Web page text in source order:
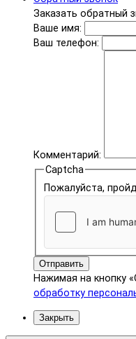
Заказать обратный
Ваше имя:
Ваш телефон:
Комментарий:
Captcha
Пожалуйста,
Отправить
Нажимая на кнопку
обработку
Закрыть